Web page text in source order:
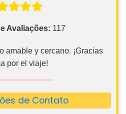
Avaliações: 117
amable y cercano. ¡Gracias
por el viaje!
de Contato